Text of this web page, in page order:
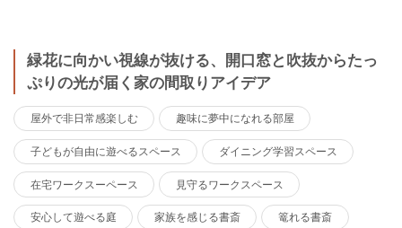
緑花に向かい視線が抜ける、開口窓と吹抜からたっ
ぷりの光が届く家の間取りアイデア
屋外で非日常感楽しむ 趣味に夢中になれる部屋
子どもが自由に遊べるスペース ダイニング学習スペース
在宅ワークスーペース 見守るワークスペース
安心して遊べる庭 家族を感じる書斎 篭れる書斎